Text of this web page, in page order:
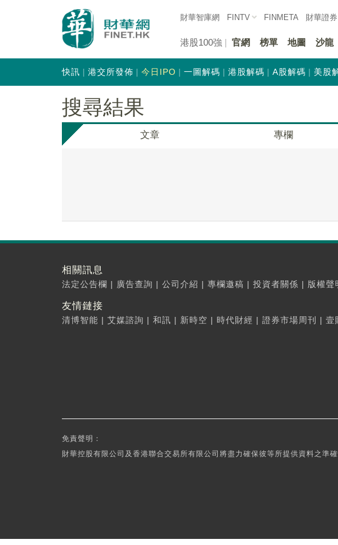
財華智庫網 FINTV FINMETA 財華證券
港股100強 官網 榜單 地圖 沙龍
快訊 港交所發佈 今日IPO 一圖解碼 港股解碼 A股解碼 美股
搜尋結果
文章 專欄
相關訊息
法定公告欄 | 廣告查詢 | 公司介紹 | 專欄邀稿 | 投資者關係 | 版權聲
友情鏈接
清博智能 | 艾媒諮詢 | 和訊 | 新時空 | 時代財經 | 證券市場周刊 | 壹
免責聲明：
財華控股有限公司及香港聯合交易所有限公司將盡力確保彼等所提供資料之準